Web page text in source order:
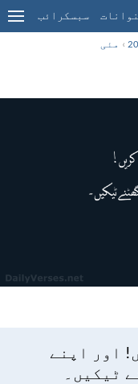
سبسکرائب
› مئی
اور اپنے
ٹیکیں۔